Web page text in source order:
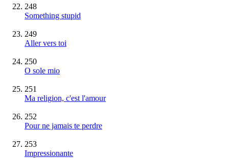
248
Something stupid
249
Aller vers toi
250
O sole mio
251
Ma religion, c'est l'amour
252
Pour ne jamais te perdre
253
Impressionante